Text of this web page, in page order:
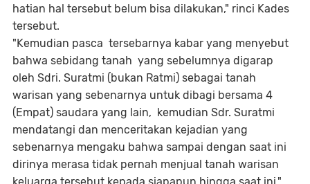
hatian hal tersebut belum bisa dilakukan," rinci Kades
tersebut.
"Kemudian pasca tersebarnya kabar yang menyebut
bahwa sebidang tanah yang sebelumnya digarap
oleh Sdri. Suratmi (bukan Ratmi) sebagai tanah
warisan yang sebenarnya untuk dibagi bersama 4
(Empat) saudara yang lain, kemudian Sdr. Suratmi
mendatangi dan menceritakan kejadian yang
sebenarnya mengaku bahwa sampai dengan saat ini
dirinya merasa tidak pernah menjual tanah warisan